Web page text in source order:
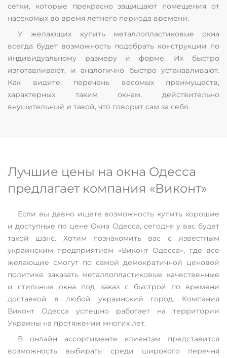
сетки, которые прекрасно защищают помещения от
насекомых во время летнего периода времени.
У желающих купить металлопластиковые окна
всегда будет возможность подобрать конструкции по
индивидуальному размеру и форме. Их быстро
изготавливают, и аналогично быстро устанавливают.
Как видите, перечень весомых преимуществ,
характерных таким окнам, действительно
внушительный и такой, что говорит сам за себя.
Лучшие цены на окна Одесса
предлагает компания «Виконт»
Если вы давно ищете возможность купить хорошие
и доступные по цене Окна Одесса, сегодня у вас будет
такой шанс. Хотим познакомить вас с известным
украинским предприятием «Виконт Одесса», где все
желающие смогут по самой демократичной ценовой
политике заказать металлопластиковые качественные
и стильные окна под заказ с быстрой по времени
доставкой в любой украинский город. Компания
Виконт Одесса успешно работает на территории
Украины на протяжении многих лет.
В онлайн ассортименте клиентам представится
возможность выбирать среди широкого перечня